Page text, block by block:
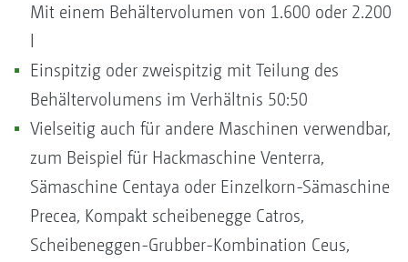
Mit einem Behältervolumen von 1.600 oder 2.200
Einspitzig oder zweispitzig mit Teilung des
Behältervolumens im Verhältnis 50:50
Vielseitig auch für andere Maschinen verwendbar,
zum Beispiel für Hackmaschine Venterra,
Sämaschine Centaya oder Einzelkorn-Sämaschine
Precea, Kompakt scheibenegge Catros,
Scheibeneggen-Grubber-Kombination Ceus,